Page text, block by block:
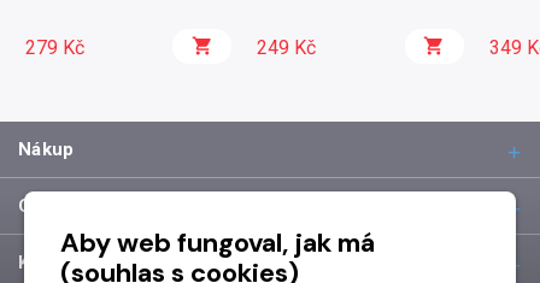
279 Kč 249 Kč 349
Nákup
O společnosti
Kontakt
Aby web fungoval, jak má
(souhlas s cookies)